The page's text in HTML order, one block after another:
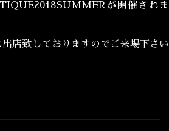
が開催されま
店致しておりますのでご来場下さい